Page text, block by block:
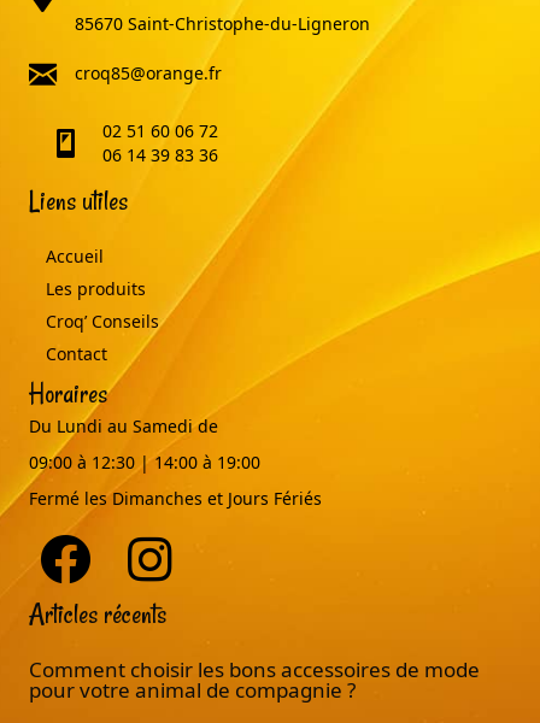
85670 Saint-Christophe-du-Ligneron
email
croq85@orange.fr
telephone02 51 60 06 72
06 14 39 83 36
Liens utiles
Accueil
Les produits
Croq’ Conseils
Contact
Horaires
Du Lundi au Samedi de
09:00 à 12:30 | 14:00 à 19:00
Fermé les Dimanches et Jours Fériés
Articles récents
Comment choisir les bons accessoires de mode
pour votre animal de compagnie ?